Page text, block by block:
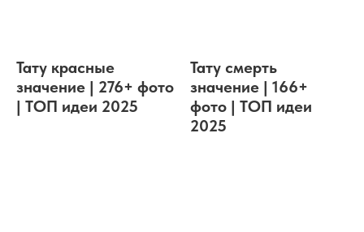
Тату красные
значение | 276+ фото
| ТОП идеи 2025
Тату смерть
значение | 166+
фото | ТОП идеи
2025